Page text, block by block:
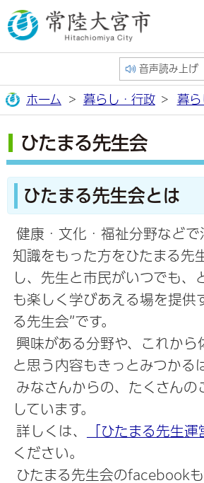
音声読み上げ
ホーム 暮らし・行政 暮ら
ひたまる先生会
ひたまる先生会とは
健康・文化・福祉分野などで
知識をもった方をひたまる先
し、先生と市民がいつでも、
も楽しく学びあえる場を提供
る先生会”です。
興味がある分野や、これから
と思う内容もきっとみつかる
みなさんからの、たくさんの
しています。
詳しくは、
「ひたまる先生運
ください。
ひたまる先生会のfacebook